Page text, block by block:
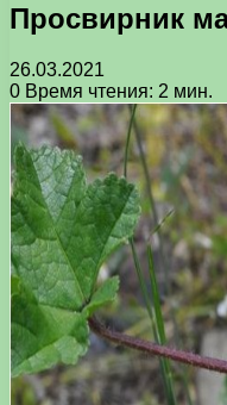
Просвирник
26.03.2021
0 Время чтения: 2 мин.